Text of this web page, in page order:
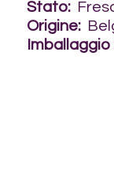
Stato:
Origine:
Imballaggio